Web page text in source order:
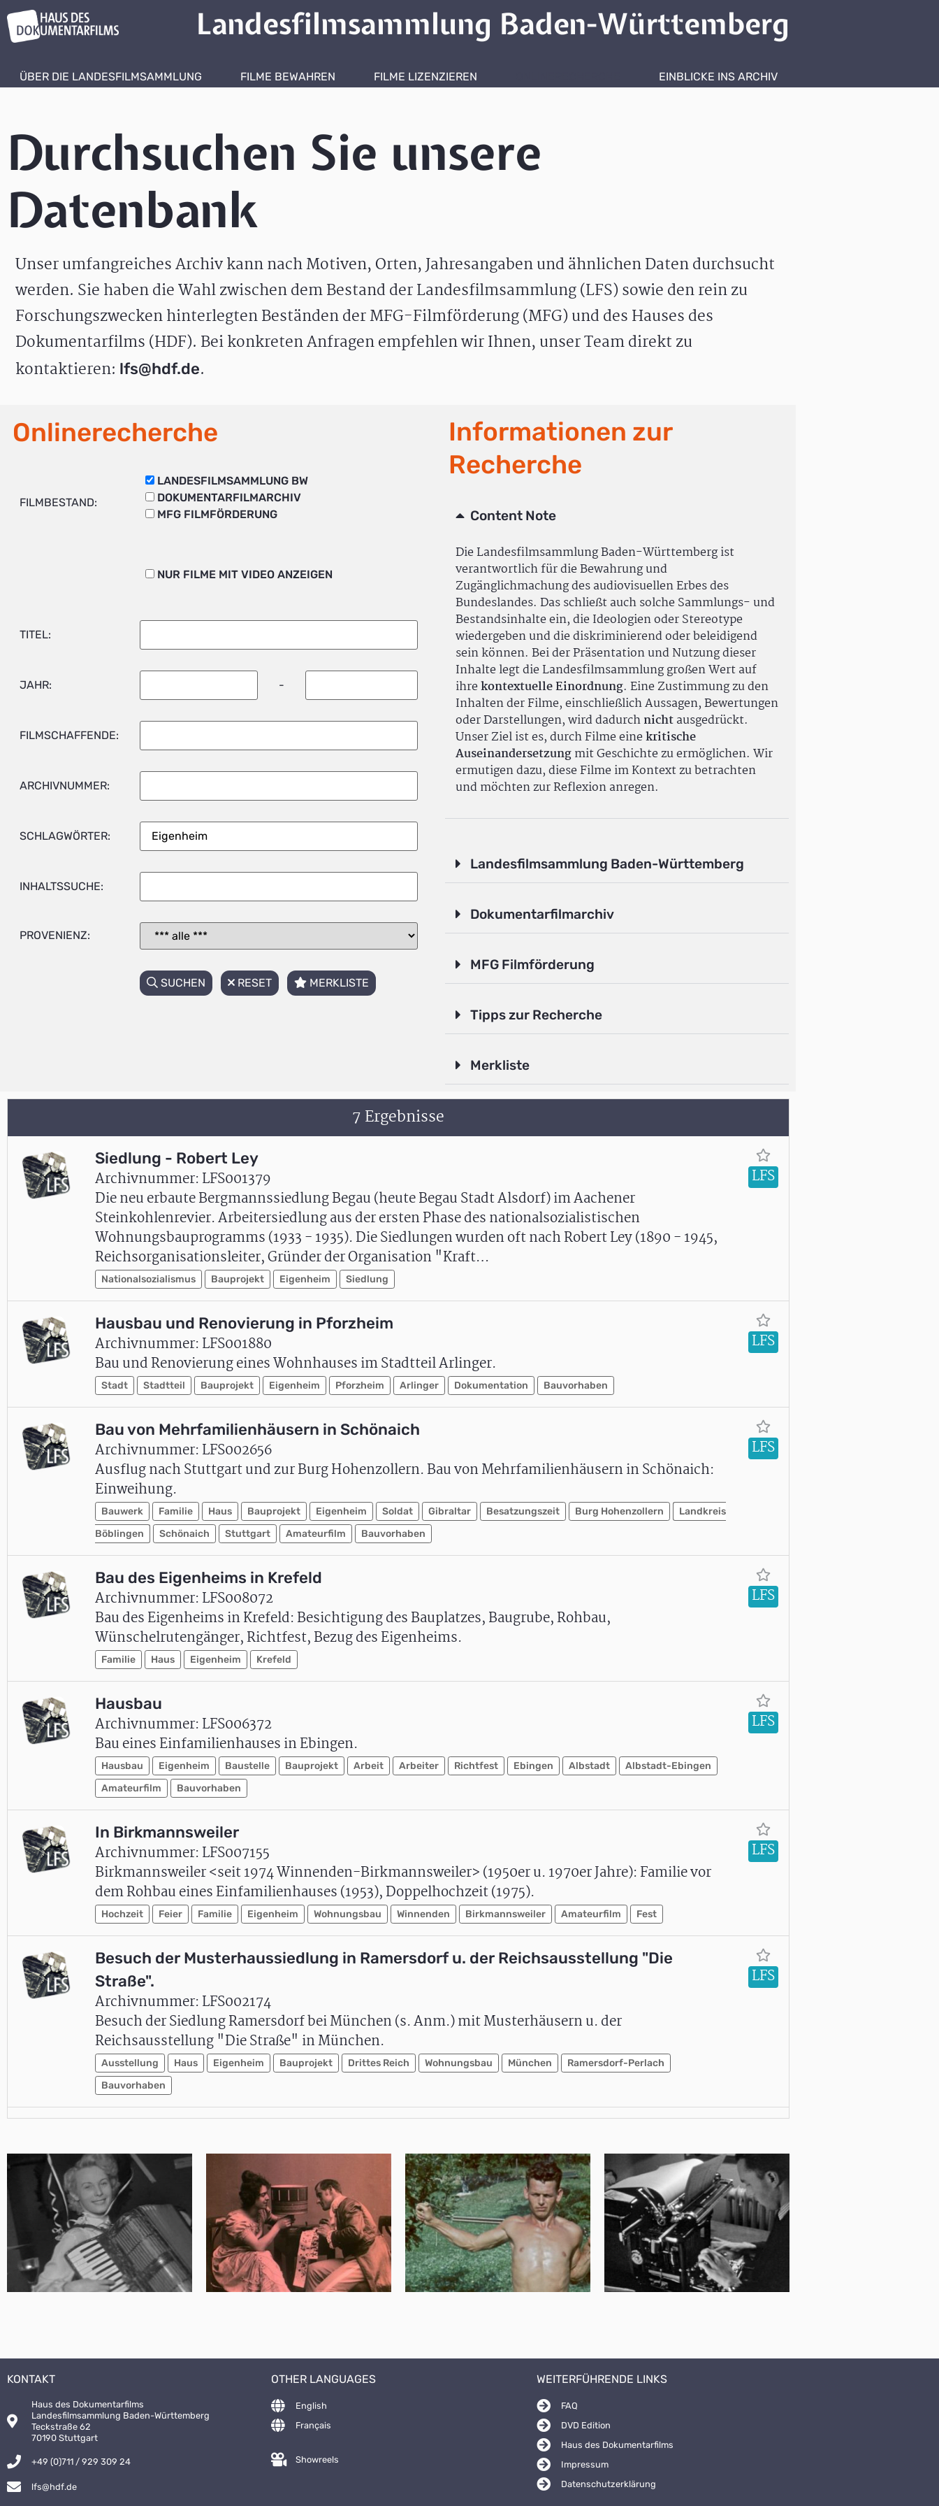
Landesfilmsammlung Baden-Württemberg
ÜBER DIE LANDESFILMSAMMLUNG FILME BEWAHREN FILME LIZENZIEREN EINBLICKE INS ARCHIV
Durchsuchen Sie unsere
Datenbank
Unser umfangreiches Archiv kann nach Motiven, Orten, Jahresangaben und ähnlichen Daten durchsucht
werden. Sie haben die Wahl zwischen dem Bestand der Landesfilmsammlung (LFS) sowie den rein zu
Forschungszwecken hinterlegten Beständen der MFG-Filmförderung (MFG) und des Hauses des
Dokumentarfilms (HDF). Bei konkreten Anfragen empfehlen wir Ihnen, unser Team direkt zu
kontaktieren: lfs@hdf.de.
Onlinerecherche
FILMBESTAND:
LANDESFILMSAMMLUNG BW
DOKUMENTARFILMARCHIV
MFG FILMFÖRDERUNG
NUR FILME MIT VIDEO ANZEIGEN
TITEL:
JAHR: -
FILMSCHAFFENDE:
ARCHIVNUMMER:
SCHLAGWÖRTER:
INHALTSSUCHE:
PROVENIENZ:
SUCHEN RESET MERKLISTE
Informationen zur
Recherche
Content Note
Die Landesfilmsammlung Baden-Württemberg ist
verantwortlich für die Bewahrung und
Zugänglichmachung des audiovisuellen Erbes des
Bundeslandes. Das schließt auch solche Sammlungs- und
Bestandsinhalte ein, die Ideologien oder Stereotype
wiedergeben und die diskriminierend oder beleidigend
sein können. Bei der Präsentation und Nutzung dieser
Inhalte legt die Landesfilmsammlung großen Wert auf
ihrekontextuelle Einordnung. Eine Zustimmung zu den
Inhalten der Filme, einschließlich Aussagen, Bewertungen
oder Darstellungen, wird dadurchnichtausgedrückt.
Unser Ziel ist es, durch Filme einekritische
Auseinandersetzungmit Geschichte zu ermöglichen. Wir
ermutigen dazu, diese Filme im Kontext zu betrachten
und möchten zur Reflexion anregen.
Landesfilmsammlung Baden-Württemberg
Dokumentarfilmarchiv
MFG Filmförderung
Tipps zur Recherche
Merkliste
7 Ergebnisse
Siedlung - Robert Ley
Archivnummer: LFS001379
Die neu erbaute Bergmannssiedlung Begau (heute Begau Stadt Alsdorf) im Aachener
Steinkohlenrevier. Arbeitersiedlung aus der ersten Phase des nationalsozialistischen
Wohnungsbauprogramms (1933 - 1935). Die Siedlungen wurden oft nach Robert Ley (1890 - 1945,
Reichsorganisationsleiter, Gründer der Organisation "Kraft…
Nationalsozialismus Bauprojekt Eigenheim Siedlung
LFS
Hausbau und Renovierung in Pforzheim
Archivnummer: LFS001880
Bau und Renovierung eines Wohnhauses im Stadtteil Arlinger.
Stadt Stadtteil Bauprojekt Eigenheim Pforzheim Arlinger Dokumentation Bauvorhaben
LFS
Bau von Mehrfamilienhäusern in Schönaich
Archivnummer: LFS002656
Ausflug nach Stuttgart und zur Burg Hohenzollern. Bau von Mehrfamilienhäusern in Schönaich:
Einweihung.
Bauwerk Familie Haus Bauprojekt Eigenheim Soldat Gibraltar Besatzungszeit Burg Hohenzollern
Landkreis
Böblingen
Schönaich Stuttgart Amateurfilm Bauvorhaben
LFS
Bau des Eigenheims in Krefeld
Archivnummer: LFS008072
Bau des Eigenheims in Krefeld: Besichtigung des Bauplatzes, Baugrube, Rohbau,
Wünschelrutengänger, Richtfest, Bezug des Eigenheims.
Familie Haus Eigenheim Krefeld
LFS
Hausbau
Archivnummer: LFS006372
Bau eines Einfamilienhauses in Ebingen.
Hausbau Eigenheim Baustelle Bauprojekt Arbeit Arbeiter Richtfest Ebingen Albstadt
Albstadt-Ebingen
Amateurfilm
Bauvorhaben
LFS
In Birkmannsweiler
Archivnummer: LFS007155
Birkmannsweiler <seit 1974 Winnenden-Birkmannsweiler> (1950er u. 1970er Jahre): Familie vor
dem Rohbau eines Einfamilienhauses (1953), Doppelhochzeit (1975).
Hochzeit Feier Familie Eigenheim Wohnungsbau Winnenden Birkmannsweiler Amateurfilm Fest
LFS
Besuch der Musterhaussiedlung in Ramersdorf u. der Reichsausstellung "Die
Straße".
Archivnummer: LFS002174
Besuch der Siedlung Ramersdorf bei München (s. Anm.) mit Musterhäusern u. der
Reichsausstellung "Die Straße" in München.
Ausstellung Haus Eigenheim Bauprojekt Drittes Reich Wohnungsbau München
Ramersdorf-Perlach
Bauvorhaben
LFS
KONTAKT
Haus des Dokumentarfilms
Landesfilmsammlung Baden-Württemberg
Teckstraße 62
70190 Stuttgart
+49 (0)711 / 929 309 24
lfs@hdf.de
OTHER LANGUAGES
English
Français
Showreels
WEITERFÜHRENDE LINKS
FAQ
DVD Edition
Haus des Dokumentarfilms
Impressum
Datenschutzerklärung